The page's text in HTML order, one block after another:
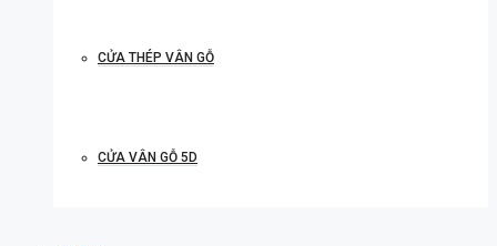
CỬA THÉP VÂN GỖ
CỬA VÂN GỖ 5D